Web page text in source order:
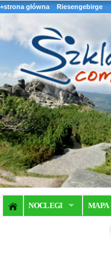
+strona główna Riesengebirge
NOCLEGI MAPA